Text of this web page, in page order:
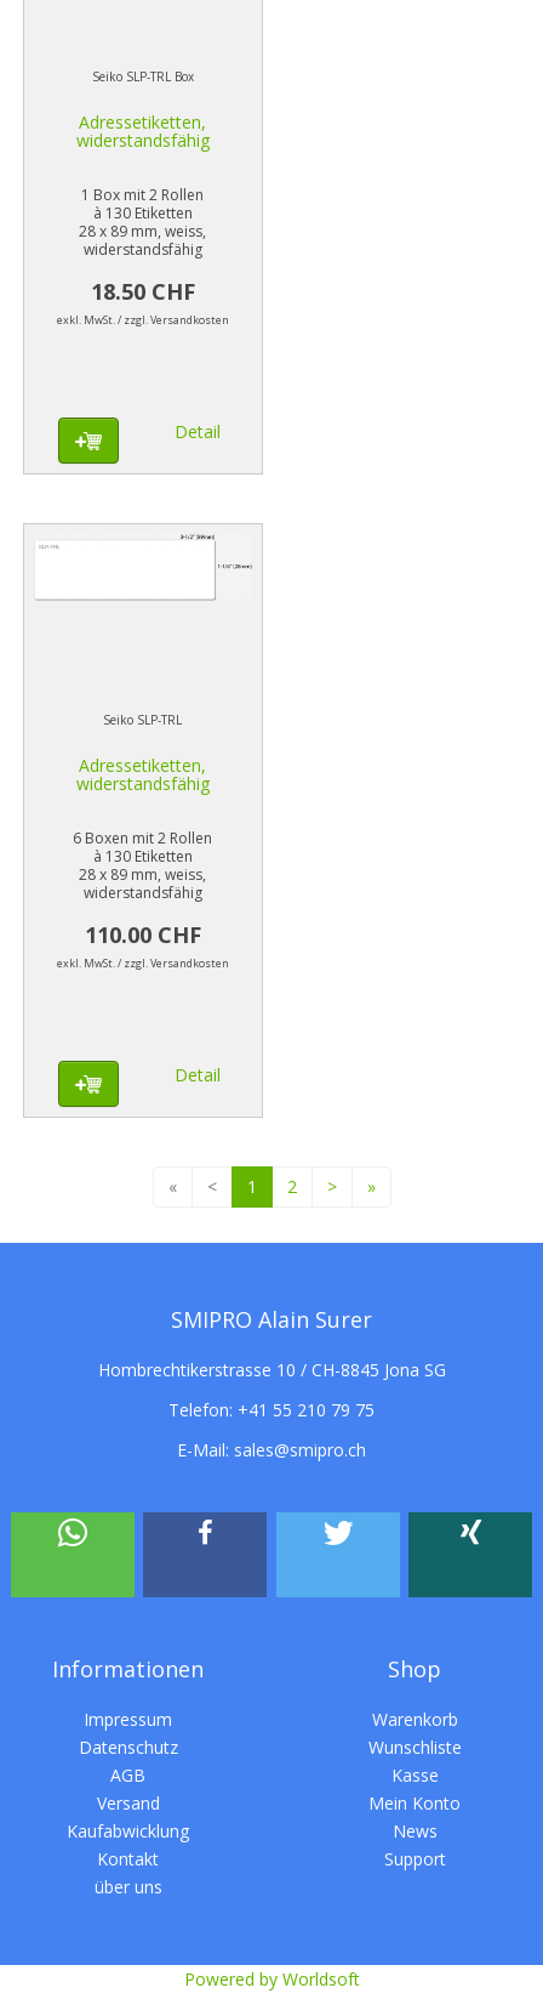
Seiko SLP-TRL Box
Adressetiketten,
widerstandsfähig
1 Box mit 2 Rollen
à 130 Etiketten
28 x 89 mm, weiss,
widerstandsfähig
18.50 CHF
exkl. MwSt. / zzgl. Versandkosten
Detail
Seiko SLP-TRL
Adressetiketten,
widerstandsfähig
6 Boxen mit 2 Rollen
à 130 Etiketten
28 x 89 mm, weiss,
widerstandsfähig
110.00 CHF
exkl. MwSt. / zzgl. Versandkosten
Detail
« < 1 2 > »
SMIPRO Alain Surer
Hombrechtikerstrasse 10 / CH-8845 Jona SG
Telefon: +41 55 210 79 75
E-Mail: sales@smipro.ch
Informationen
Impressum
Datenschutz
AGB
Versand
Kaufabwicklung
Kontakt
über uns
Shop
Warenkorb
Wunschliste
Kasse
Mein Konto
News
Support
Powered by Worldsoft